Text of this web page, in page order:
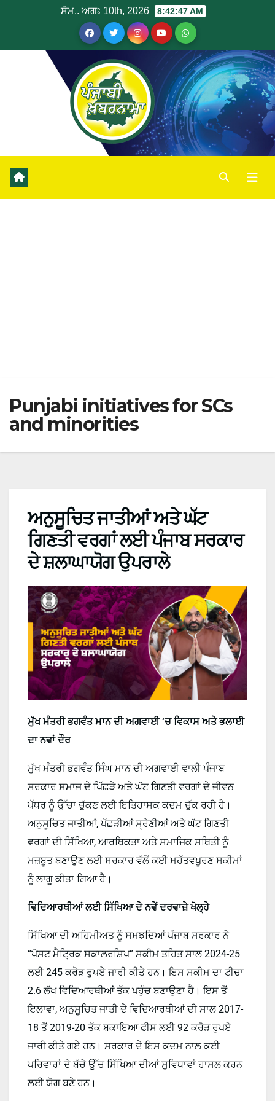
ਸੋਮ.. ਅਗਃ 10th, 2026 8:42:47 AM
Punjabi initiatives for SCs
and minorities
ਅਨੁਸੂਚਿਤ ਜਾਤੀਆਂ ਅਤੇ ਘੱਟ
ਗਿਣਤੀ ਵਰਗਾਂ ਲਈ ਪੰਜਾਬ ਸਰਕਾਰ
ਦੇ ਸ਼ਲਾਘਾਯੋਗ ਉਪਰਾਲੇ
ਮੁੱਖ ਮੰਤਰੀ ਭਗਵੰਤ ਮਾਨ ਦੀ ਅਗਵਾਈ ‘ਚ ਵਿਕਾਸ ਅਤੇ ਭਲਾਈ
ਦਾ ਨਵਾਂ ਦੌਰ
ਮੁੱਖ ਮੰਤਰੀ ਭਗਵੰਤ ਸਿੰਘ ਮਾਨ ਦੀ ਅਗਵਾਈ ਵਾਲੀ ਪੰਜਾਬ
ਸਰਕਾਰ ਸਮਾਜ ਦੇ ਪਿੱਛੜੇ ਅਤੇ ਘੱਟ ਗਿਣਤੀ ਵਰਗਾਂ ਦੇ ਜੀਵਨ
ਪੱਧਰ ਨੂੰ ਉੱਚਾ ਚੁੱਕਣ ਲਈ ਇਤਿਹਾਸਕ ਕਦਮ ਚੁੱਕ ਰਹੀ ਹੈ।
ਅਨੁਸੂਚਿਤ ਜਾਤੀਆਂ, ਪੱਛੜੀਆਂ ਸ੍ਰੇਣੀਆਂ ਅਤੇ ਘੱਟ ਗਿਣਤੀ
ਵਰਗਾਂ ਦੀ ਸਿੱਖਿਆ, ਆਰਥਿਕਤਾ ਅਤੇ ਸਮਾਜਿਕ ਸਥਿਤੀ ਨੂੰ
ਮਜ਼ਬੂਤ ਬਣਾਉਣ ਲਈ ਸਰਕਾਰ ਵੱਲੋਂ ਕਈ ਮਹੱਤਵਪੂਰਣ ਸਕੀਮਾਂ
ਨੂੰ ਲਾਗੂ ਕੀਤਾ ਗਿਆ ਹੈ।
ਵਿਦਿਆਰਥੀਆਂ ਲਈ ਸਿੱਖਿਆ ਦੇ ਨਵੇਂ ਦਰਵਾਜ਼ੇ ਖੋਲ੍ਹੇ
ਸਿੱਖਿਆ ਦੀ ਅਹਿਮੀਅਤ ਨੂੰ ਸਮਝਦਿਆਂ ਪੰਜਾਬ ਸਰਕਾਰ ਨੇ
“ਪੋਸਟ ਮੈਟ੍ਰਿਕ ਸਕਾਲਰਸ਼ਿਪ” ਸਕੀਮ ਤਹਿਤ ਸਾਲ 2024-25
ਲਈ 245 ਕਰੋੜ ਰੁਪਏ ਜਾਰੀ ਕੀਤੇ ਹਨ। ਇਸ ਸਕੀਮ ਦਾ ਟੀਚਾ
2.6 ਲੱਖ ਵਿਦਿਆਰਥੀਆਂ ਤੱਕ ਪਹੁੰਚ ਬਣਾਉਣਾ ਹੈ। ਇਸ ਤੋਂ
ਇਲਾਵਾ, ਅਨੁਸੂਚਿਤ ਜਾਤੀ ਦੇ ਵਿਦਿਆਰਥੀਆਂ ਦੀ ਸਾਲ 2017-
18 ਤੋਂ 2019-20 ਤੱਕ ਬਕਾਇਆ ਫੀਸ ਲਈ 92 ਕਰੋੜ ਰੁਪਏ
ਜਾਰੀ ਕੀਤੇ ਗਏ ਹਨ। ਸਰਕਾਰ ਦੇ ਇਸ ਕਦਮ ਨਾਲ ਕਈ
ਪਰਿਵਾਰਾਂ ਦੇ ਬੱਚੇ ਉੱਚ ਸਿੱਖਿਆ ਦੀਆਂ ਸੁਵਿਧਾਵਾਂ ਹਾਸਲ ਕਰਨ
ਲਈ ਯੋਗ ਬਣੇ ਹਨ।